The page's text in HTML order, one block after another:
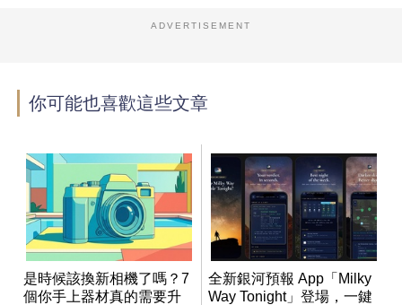
ADVERTISEMENT
你可能也喜歡這些文章
是時候該換新相機了嗎？7
個你手上器材真的需要升
全新銀河預報 App「Milky
Way Tonight」登場，一鍵